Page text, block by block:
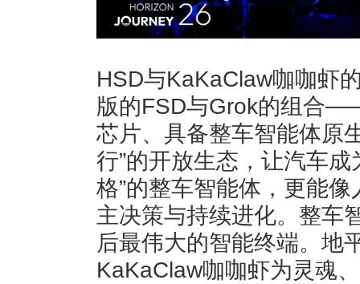
HSD与KaKaClaw咖咖虾
版的FSD与Grok的组合
芯片、具备整车智能体原
行”的开放生态，让汽车
格”的整车智能体，更能
主决策与持续进化。整车
后最伟大的智能终端。地
KaKaClaw咖咖虾为灵魂